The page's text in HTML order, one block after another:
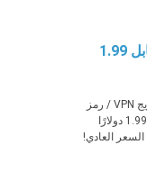
اتصل بخوادم الدنمارك VPN مقابل 1.99
قم بالتسجيل في FlowVPN باستخدام ترويج VPN / رمز
مقابل 1.99 دولارًا
العادي!